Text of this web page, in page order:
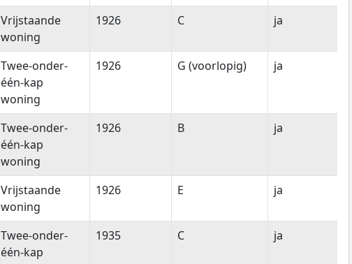
Vrijstaande
woning
1926 C ja
Twee-onder-
één-kap
woning
1926 G (voorlopig) ja
Twee-onder-
één-kap
woning
1926 B ja
Vrijstaande
woning
1926 E ja
Twee-onder-
één-kap
1935 C ja